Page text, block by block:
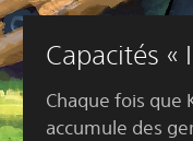
Capacités «
Chaque fois que
accumule des